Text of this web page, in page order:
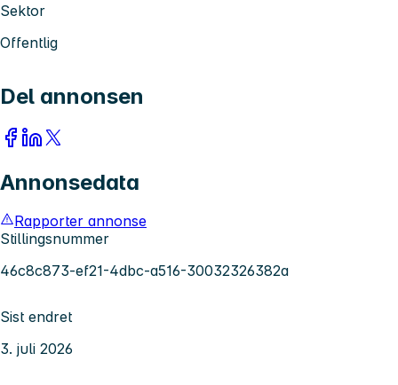
Sektor
Offentlig
Del annonsen
Annonsedata
Rapporter annonse
Stillingsnummer
46c8c873-ef21-4dbc-a516-30032326382a
Sist endret
3. juli 2026